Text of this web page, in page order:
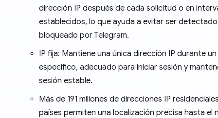
dirección IP después de cada solicitud o en
establecidos, lo que ayuda a evitar ser
bloqueado por Telegram.
IP fija: Mantiene una única dirección IP durante
específico, adecuado para iniciar sesión y
sesión estable.
Más de 191 millones de direcciones IP
países permiten una localización precisa hasta el